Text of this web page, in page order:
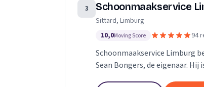
3 Schoonmaakservice
Sittard, Limburg
10,0Moving Score 94
Schoonmaakservice Limburg
Sean Bongers, de eigenaar.